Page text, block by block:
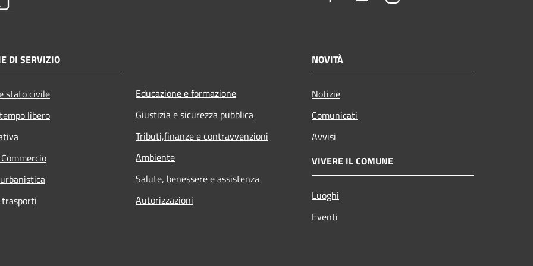
DI SERVIZIO
stato civile
libero
Educazione e formazione
Giustizia e sicurezza pubblica
Tributi,finanze e contravvenzioni
Ambiente
Salute, benessere e assistenza
Autorizzazioni
NOVITÀ
Notizie
Comunicati
Avvisi
VIVERE IL COMUNE
Luoghi
Eventi